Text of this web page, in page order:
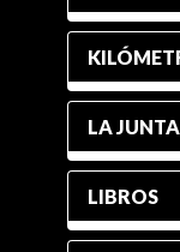
LA JUNTA
LIBROS